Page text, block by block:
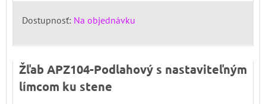
Dostupnosť: Na objednávku
Žľab APZ104-Podlahový s nastaviteľným
límcom ku stene